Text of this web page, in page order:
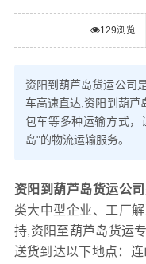
129浏览
资阳到葫芦岛货运公司
车高速直达,资阳到葫芦
包车等多种运输方式，
岛"的物流运输服务。
资阳到葫芦岛货运公司
类大中型企业、工厂
持,资阳至葫芦岛货运
送货到达以下地点：